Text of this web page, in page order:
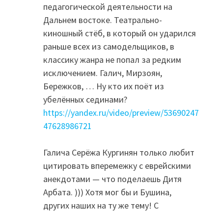
педагогической деятельности на
Дальнем востоке. Театрально-
киношный стёб, в который он ударился
раньше всех из самодельщиков, в
классику жанра не попал за редким
исключением. Галич, Мирзоян,
Бережков, … Ну кто их поёт из
убелённых сединами?
https://yandex.ru/video/preview/53690247
47628986721
Галича Серёжа Кургинян только любит
цитировать вперемежку с еврейскими
анекдотами — что поделаешь Дитя
Арбата. ))) Хотя мог бы и Бушина,
других наших на ту же тему! С